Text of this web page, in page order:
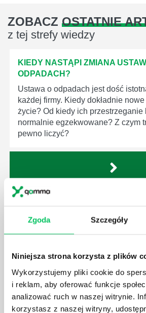
Zgoda Szczegóły
Niniejsza strona korzysta z plików
Wykorzystujemy pliki cookie do
i reklam, aby oferować funkcje
analizować ruch w naszej witrynie.
korzystasz z naszej witryny,
ZOBACZ OSTATNIE
z tej strefy wiedzy
KIEDY NASTĄPI ZMIANA
ODPADACH?
Ustawa o odpadach jest dość
każdej firmy. Kiedy dokładnie
życie? Od kiedy ich przestrzeganie
normalnie egzekwowane? Z czym
pewno liczyć?
WYCINKA DRZEW A USTAWA O
Czy taka wycinka drzew musi być
zgłaszana? Jak to w zasadzie
Czy z prywatnej posesji można